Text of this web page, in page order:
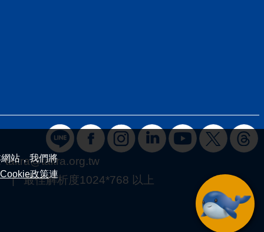
站，我們將
Cookie政策連
taitra@taitra.org.tw
| 最佳解析度1024*768 以上